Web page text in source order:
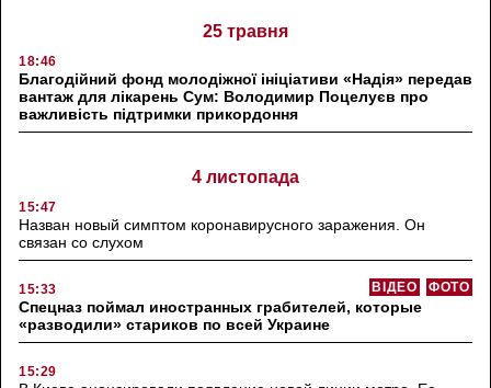
25 травня
18:46
Благодійний фонд молодіжної ініціативи «Надія» передав
вантаж для лікарень Сум: Володимир Поцелуєв про
важливість підтримки прикордоння
4 листопада
15:47
Назван новый симптом коронавирусного заражения. Он
связан со слухом
15:33 ФОТО
ВІДЕО
Спецназ поймал иностранных грабителей, которые
«разводили» стариков по всей Украине
15:29